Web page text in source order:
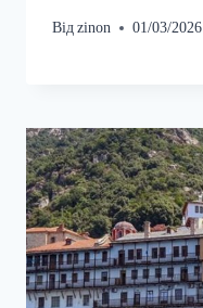
Відzinon 01/03/2026